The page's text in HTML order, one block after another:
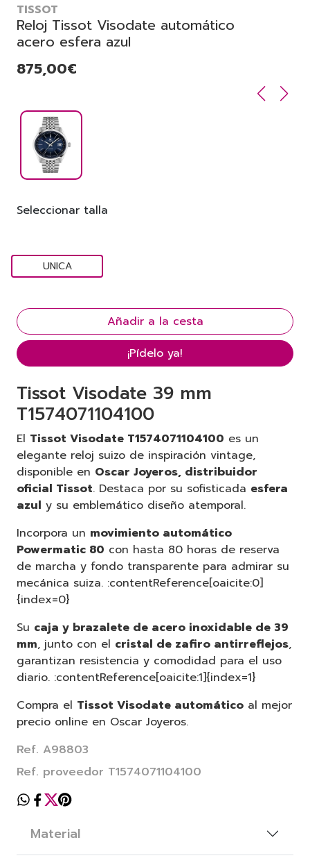
TISSOT
Reloj Tissot Visodate automático
acero esfera azul
875,00€
Seleccionar talla
UNICA
¡Pídelo ya!
Tissot Visodate 39 mm
T1574071104100
El Tissot Visodate T1574071104100 es un
elegante reloj suizo de inspiración vintage,
disponible en Oscar Joyeros, distribuidor
oficial Tissot. Destaca por su sofisticada esfera
azul y su emblemático diseño atemporal.
Incorpora un movimiento automático
Powermatic 80 con hasta 80 horas de reserva
de marcha y fondo transparente para admirar su
mecánica suiza. :contentReference[oaicite:0]
{index=0}
Su caja y brazalete de acero inoxidable de 39
mm, junto con el cristal de zafiro antirreflejos,
garantizan resistencia y comodidad para el uso
diario. :contentReference[oaicite:1]{index=1}
Compra el Tissot Visodate automático al mejor
precio online en Oscar Joyeros.
Ref. A98803
Ref. proveedor T1574071104100
Material